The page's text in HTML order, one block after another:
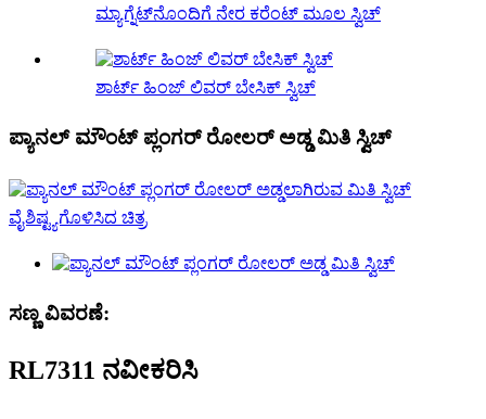
ಮ್ಯಾಗ್ನೆಟ್‌ನೊಂದಿಗೆ ನೇರ ಕರೆಂಟ್ ಮೂಲ ಸ್ವಿಚ್
ಶಾರ್ಟ್ ಹಿಂಜ್ ಲಿವರ್ ಬೇಸಿಕ್ ಸ್ವಿಚ್
ಪ್ಯಾನಲ್ ಮೌಂಟ್ ಪ್ಲಂಗರ್ ರೋಲರ್ ಅಡ್ಡ ಮಿತಿ ಸ್ವಿಚ್
ಸಣ್ಣ ವಿವರಣೆ:
RL7311 ನವೀಕರಿಸಿ